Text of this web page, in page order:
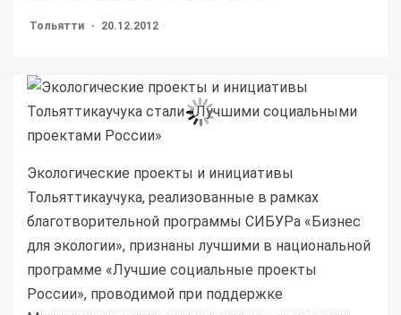
Тольятти 20.12.2012
Экологические проекты и инициативы
Тольяттикаучука, реализованные в рамках
благотворительной программы СИБУРа «Бизнес
для экологии», признаны лучшими в национальной
программе «Лучшие социальные проекты
России», проводимой при поддержке